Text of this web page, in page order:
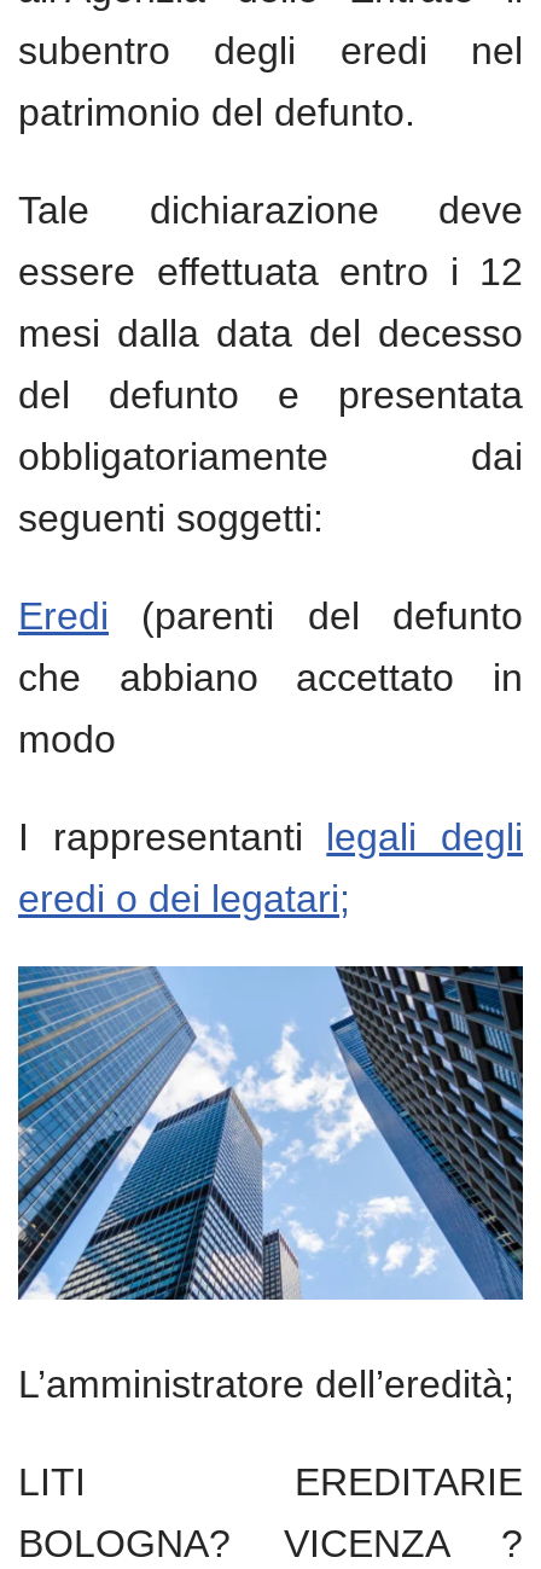
subentro degli eredi nel
patrimonio del defunto.
Tale dichiarazione deve
essere effettuata entro i 12
mesi dalla data del decesso
del defunto e presentata
obbligatoriamente dai
seguenti soggetti:
Eredi (parenti del defunto
che abbiano accettato in
modo​
I rappresentanti legali degli
eredi o dei legatari;
L’amministratore dell’eredità;
LITI EREDITARIE
BOLOGNA? VICENZA ?